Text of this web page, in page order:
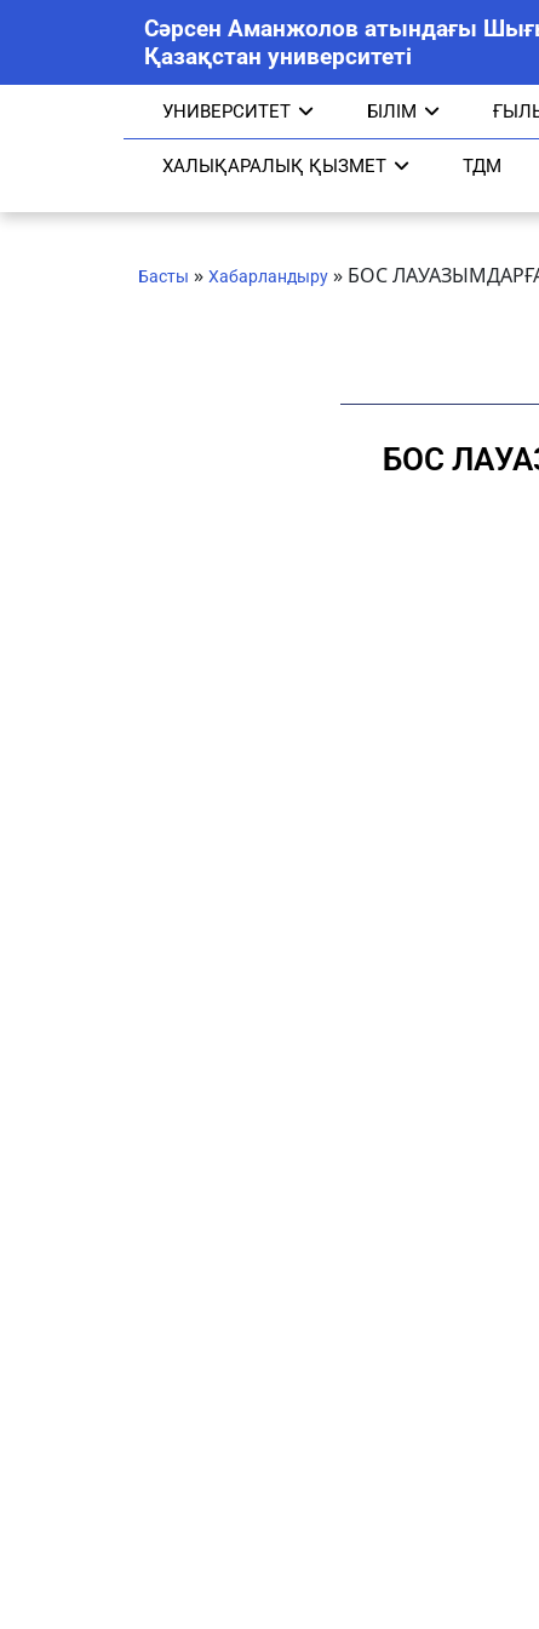
Сәрсен Аманжолов атындағы
Қазақстан университеті
УНИВЕРСИТЕТ БІЛІМ
ХАЛЫҚАРАЛЫҚ ҚЫЗМЕТ ТДМ
Басты » Хабарландыру » БОС
БОС